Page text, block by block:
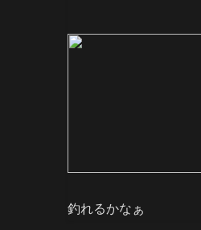
釣れるかなぁ